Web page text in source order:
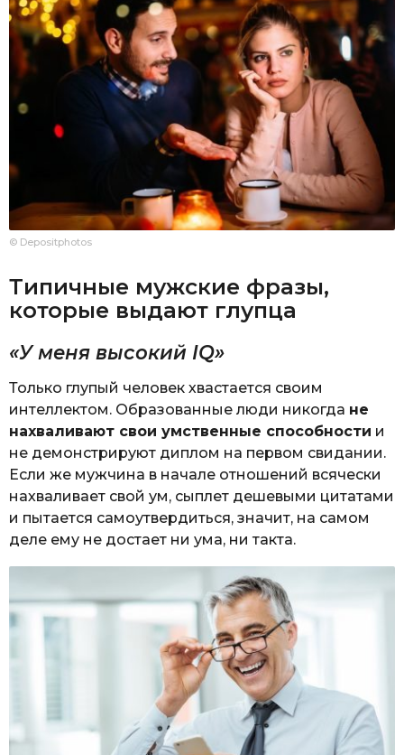
© Depositphotos
Типичные мужские фразы,
которые выдают глупца
«У меня высокий IQ»
Только глупый человек хвастается своим
интеллектом. Образованные люди никогда не
нахваливают свои умственные способности и
не демонстрируют диплом на первом свидании.
Если же мужчина в начале отношений всячески
нахваливает свой ум, сыплет дешевыми цитатами
и пытается самоутвердиться, значит, на самом
деле ему не достает ни ума, ни такта.